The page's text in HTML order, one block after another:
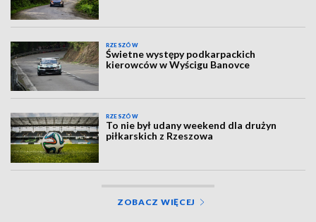
RZESZÓW
Świetne występy podkarpackich
kierowców w Wyścigu Banovce
RZESZÓW
To nie był udany weekend dla drużyn
piłkarskich z Rzeszowa
ZOBACZ WIĘCEJ